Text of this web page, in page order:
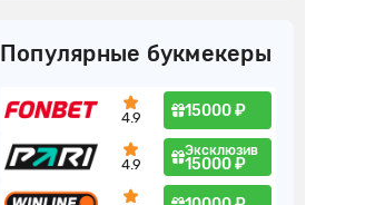
Популярные букмекеры
4.9 15000 ₽
4.9
Эксклюзив
15000 ₽